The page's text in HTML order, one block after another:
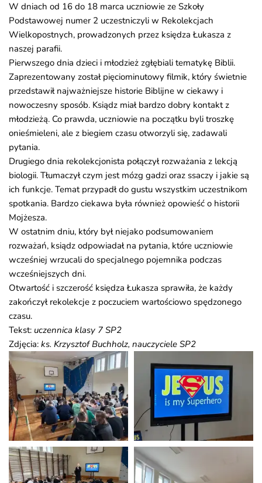
W dniach od 16 do 18 marca uczniowie ze Szkoły
Podstawowej numer 2 uczestniczyli w Rekolekcjach
Wielkopostnych, prowadzonych przez księdza Łukasza z
naszej parafii.
Pierwszego dnia dzieci i młodzież zgłębiali tematykę Biblii.
Zaprezentowany został pięciominutowy filmik, który świetnie
przedstawił najważniejsze historie Biblijne w ciekawy i
nowoczesny sposób. Ksiądz miał bardzo dobry kontakt z
młodzieżą. Co prawda, uczniowie na początku byli troszkę
onieśmieleni, ale z biegiem czasu otworzyli się, zadawali
pytania.
Drugiego dnia rekolekcjonista połączył rozważania z lekcją
biologii. Tłumaczył czym jest mózg gadzi oraz ssaczy i jakie są
ich funkcje. Temat przypadł do gustu wszystkim uczestnikom
spotkania. Bardzo ciekawa była również opowieść o historii
Mojżesza.
W ostatnim dniu, który był niejako podsumowaniem
rozważań, ksiądz odpowiadał na pytania, które uczniowie
wcześniej wrzucali do specjalnego pojemnika podczas
wcześniejszych dni.
Otwartość i szczerość księdza Łukasza sprawiła, że każdy
zakończył rekolekcje z poczuciem wartościowo spędzonego
czasu.
Tekst: uczennica klasy 7 SP2
Zdjęcia: ks. Krzysztof Buchholz, nauczyciele SP2